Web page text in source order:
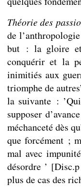
Théorie des
de
but : la gloire et
conquérir et la
inimitiés aux
triomphe de
la suivante :
supposer
méchanceté dès
que forcément ;
mal avec
désordre ’
plus de cas des